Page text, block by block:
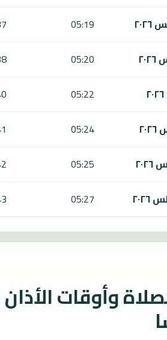
05:19
05:20
05:22
05:24
05:25
05:27
وأوقات